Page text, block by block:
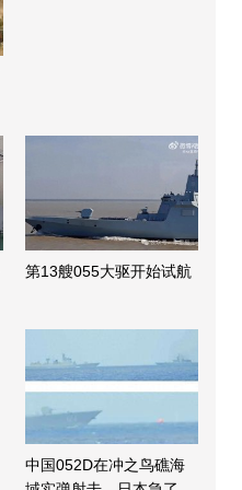
第13艘055大驱开始试航
中国052D在冲之鸟礁海